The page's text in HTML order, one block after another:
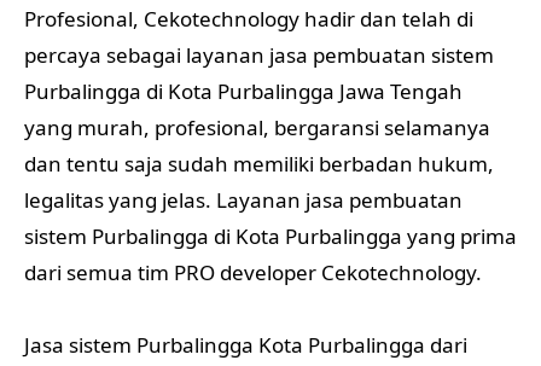
Profesional, Cekotechnology hadir dan telah di
percaya sebagai layanan jasa pembuatan sistem
Purbalingga di Kota Purbalingga Jawa Tengah
yang murah, profesional, bergaransi selamanya
dan tentu saja sudah memiliki berbadan hukum,
legalitas yang jelas. Layanan jasa pembuatan
sistem Purbalingga di Kota Purbalingga yang prima
dari semua tim PRO developer Cekotechnology.
Jasa sistem Purbalingga Kota Purbalingga dari